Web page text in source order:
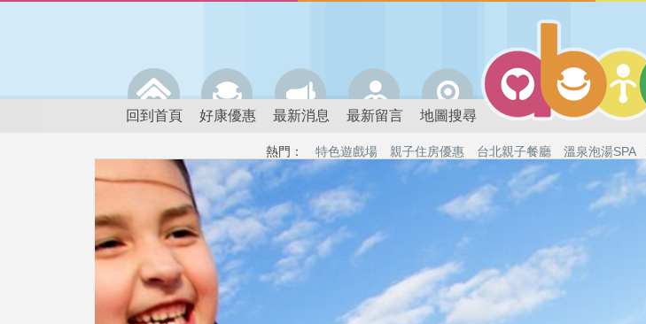
回到首頁 好康優惠 最新消息 最新留言 地圖搜尋
熱門： 特色遊戲場 親子住房優惠 台北親子餐廳 溫泉泡湯SPA